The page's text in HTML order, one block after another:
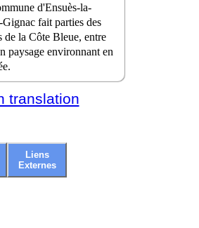
d'Ensuès-la-
fait parties des
de la Côte Bleue, entre
paysage environnant en
Liens
Externes